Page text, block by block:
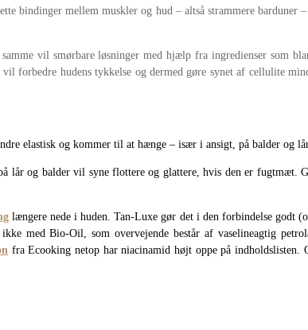
bindinger mellem muskler og hud – altså strammere barduner
vil smørbare løsninger med hjælp fra ingredienser som
hudens tykkelse og dermed gøre synet af cellulite
elastisk og kommer til at hænge – især i ansigt, på balder og
lår og balder vil syne flottere og glattere, hvis den er fugtmæt.
længere nede i huden. Tan-Luxe gør det i den forbindelse godt
med Bio-Oil, som overvejende består af vaselineagtig
fra Ecooking netop har niacinamid højt oppe på